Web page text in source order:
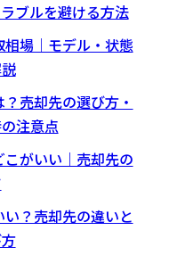
ブルを避ける方法
場｜モデル・状態
売却先の選び方・
注意点
がいい｜売却先の
？売却先の違いと